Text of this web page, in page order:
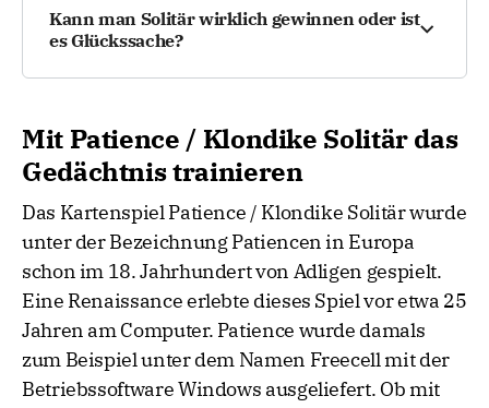
übersieht man mögliche Bewegungen. Falls gar
nichts mehr geht, gilt das Spiel als verloren.
Spider, FreeCell und Doppel-Solitär. Jede hat ihre
eigenen Regeln und Herausforderungen.
Kann man Solitär wirklich gewinnen oder ist
es Glückssache?
strategisches Denken und vorausschauendes
Planen. Glück spielt vor allem beim ersten
entscheidend.
Mit Patience / Klondike Solitär das
Gedächtnis trainieren
Das Kartenspiel Patience / Klondike Solitär wurde
unter der Bezeichnung Patiencen in Europa
schon im 18. Jahrhundert von Adligen gespielt.
Eine Renaissance erlebte dieses Spiel vor etwa 25
Jahren am Computer. Patience wurde damals
zum Beispiel unter dem Namen Freecell mit der
Betriebssoftware Windows ausgeliefert. Ob mit